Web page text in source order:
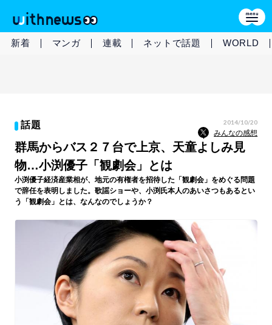
新着 マンガ 連載 ネットで話題 WORLD
話題 2014/10/20
みんなの感想
群馬からバス２７台で上京、天童よしみ見
物…小渕優子「観劇会」とは
小渕優子経済産業相が、地元の有権者を招待した「観劇会」をめぐる問題
で辞任を表明しました。歌謡ショーや、小渕氏本人のあいさつもあるとい
う「観劇会」とは、なんなのでしょうか？